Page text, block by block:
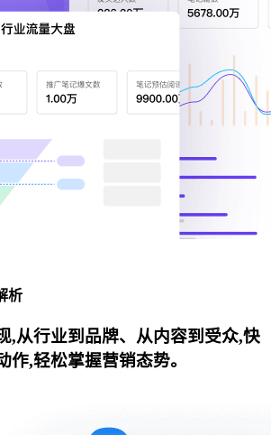
析
,从行业到品牌、从内容到受众,快
作,轻松掌握营销态势。